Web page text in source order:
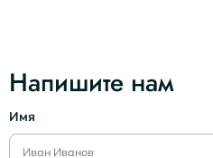
Напишите нам
Имя